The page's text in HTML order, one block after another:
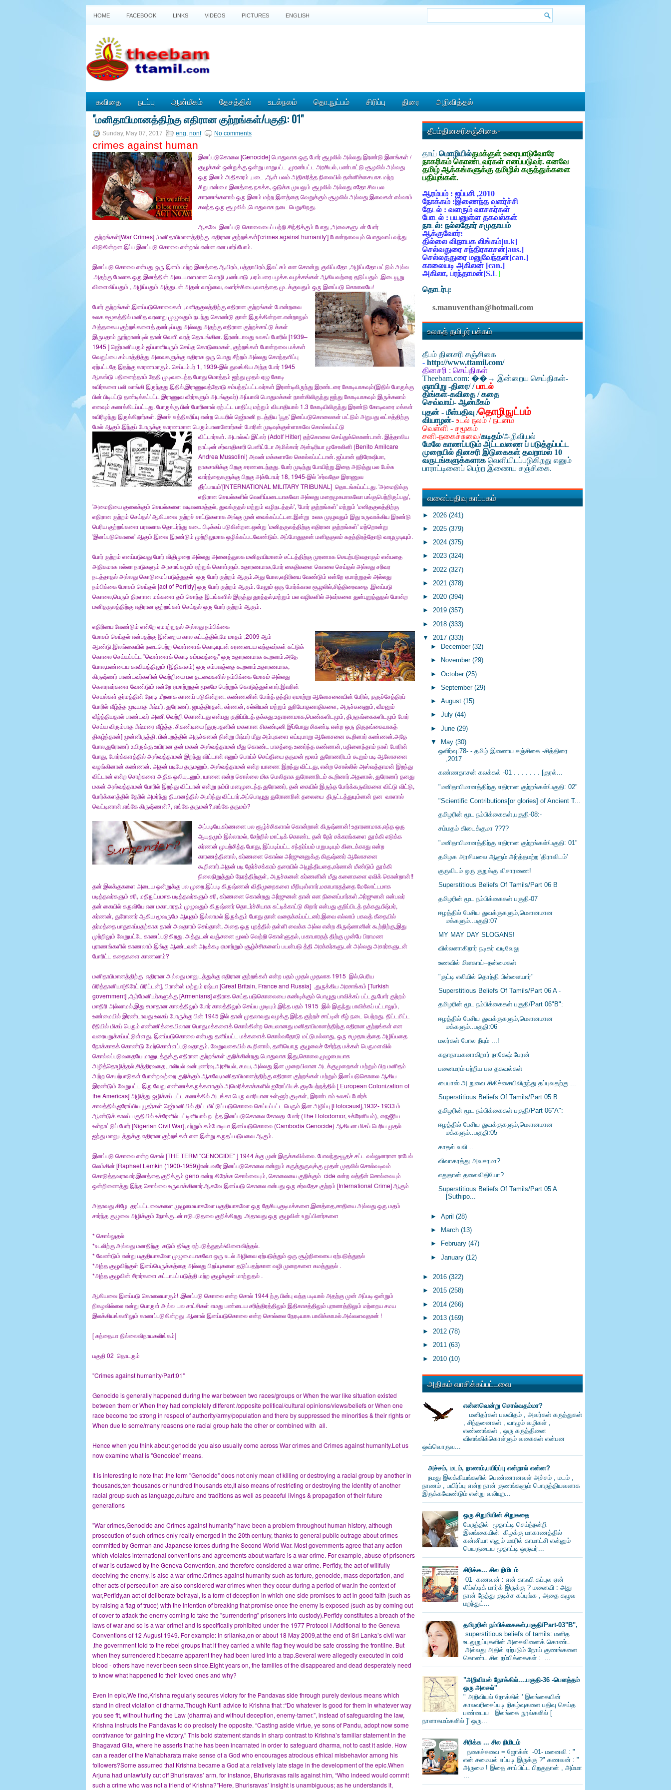
HOME FACEBOOK LINKS VIDEOS PICTURES ENGLISH
கவிதை நடப்பு ஆன்மீகம் தேசத்தில் உடல்நலம் தொ.நுட்பம் சிரிப்பு திரை அறிவித்தல்
B
"மனிதாபிமானத்திற்கு எதிரான குற்றங்கள்/பகுதி: 01"
Sunday, May 07, 2017 eng, nonf No comments
crimes against human
இனப்படுகொலை [Genocide] பொதுவாக ஒரு போர் சூழலில் அல்லது இரண்டு இனங்கள் /
குழுக்கள் ஒன்றுக்கு ஒன்று மாறுபட்ட ,முரண்பட்ட அரசியல், பண்பாட்டு சூழலில் அல்லது
ஒரு இனம் அதிகாரம் ,படை ,ஆள் பலம் அதிகரித்த நிலையில் தன்னிச்சையாக மற்ற
சிறுபான்மை இனத்தை நசுக்க, ஒடுக்க முயலும் சூழலில் அல்லது எதோ சில பல
காரணங்களால் ஒரு இனம் மற்ற இனத்தை வெறுக்கும் சூழலில் அல்லது இவைகள் எல்லாம்
கலந்த ஒரு சூழலில் ,பொதுவாக நடை பெறுகிறது.
ஆகவே இனப்படு கொலையைப் பற்றி சிந்திக்கும் போது ,அவைகளுடன் போர்
குற்றங்கள்[War Crimes] ,'மனிதாபிமானத்திற்கு எதிரான குற்றங்கள்['crimes against humanity'] போன்றவையும் பொதுவாய் வந்து
விடுகின்றன.இப்ப இனப்படு கொலை என்றால் என்ன என பார்ப்போம்.
இனப்படு கொலை என்பது ஒரு இனம் மற்ற இனத்தை ஆயிரம், பத்தாயிரம்,இலட்சம் என கொன்று குவிப்பதோ ,அழிப்பதோ மட்டும் அல்ல
.அதற்கு மேலாக ஒரு இனத்தின் அடையாளமான மொழி ,பண்பாடு ,பரம்பரை பழக்க வழக்கங்கள் ஆகியவற்றை தடுப்பதும் ,இடையூறு
விளைவிப்பதும் , அழிப்பதும் அத்துடன் அதன் வாழ்வை, வளர்ச்சியை,வளத்தை முடக்குவதும் ஒரு இனப்படு கொலையே!
போர் குற்றங்கள்,இனப்படுகொலைகள் ,மனிதகுலத்திற்கு எதிரான குற்றங்கள் போன்றவை
உலக சமூகத்தில் மனித வரலாறு முழுவதும் நடந்து கொண்டு தான் இருக்கின்றன.என்றாலும்
அத்தகைய குற்றங்களைத் தண்டிப்பது அல்லது அதற்கு எதிரான குற்றச்சாட்டு க்கள்
இருபதாம் நூற்றாண்டில் தான் வெளி வரத் தொடங்கின. இரண்டாவது உலகப் போரில் [1939–
1945 ] ஜெர்மனியரும் ஜப்பானியரும் செய்த கொடுமைகள், குற்றங்கள் போன்றவை மக்கள்
வெறுப்பை சம்பாத்தித்து அவைகளுக்கு எதிராக ஒரு பொது சீற்றம் அல்லது கொந்தளிப்பு
ஏற்பட்டதே இதற்கு காரணமாகும். செப்டம்பர் 1, 1939-இல் துவங்கிய அந்த போர் 1945
ஆகஸ்டு பதினைந்தாம் தேதி முடிவடைந்த போது மொத்தம் ஐந்து முதல் ஏழு கோடி
உயிர்களை பலி வாங்கி இருந்தது.இதில்,இராணுவத்தோடு சம்பந்தப்பட்டவர்கள் இரண்டிலிருந்து இரண்டரை கோடியாகவும்(இதில் போருக்கு
பின் பிடிபட்டு தண்டிக்கப்பட்ட இராணுவ வீரர்களும் அடங்குவர்) அப்பாவி பொதுமக்கள் நான்கிலிருந்து ஐந்து கோடியாகவும் இருக்கலாம்
எனவும் கணக்கிடப்பட்டது. போருக்கு பின் போரினால் ஏற்பட்ட பாதிப்பு மற்றும் வியாதியால் 1.3 கோடியிலிருந்து இரண்டு கோடிவரை மக்கள்
உயிரிழந்து இருக்கிறார்கள். இனச் சுத்திகரிப்பு என்ற பெயரில் ஜெர்மனி நடத்திய 'யூத' இனப்படுகொலைகள் மட்டும் அறுபது லட்சத்திற்கு
மேல் ஆகும்.இந்தப் போருக்கு காரணமான பெரும்பாலானோர்கள் போரின் முடிவுக்குள்ளாகவே கொல்லப்பட்டு
விட்டார்கள். அடால்ஃப் இட்லர் (Adolf Hitler) தற்கொலை செய்துக்கொண்டான். இத்தாலிய
நாட்டின் சர்வாதிகாரி பெனிட்டோ அமில்கார் அன்டிரியா முசோலினி (Benito Amilcare
Andrea Mussolini) அவன் மக்களாலே கொல்லப்பட்டான். ஜப்பான் ஹிரோஷிமா,
நாகசாகிக்கு பிறகு சரணடைந்தது. போர் முடிந்து போயிற்று.இதை அடுத்து பல பேச்சு
வார்த்தைகளுக்கு பிறகு அக்டோபர் 18, 1945-இல் 'சர்வதேச இராணுவ
தீர்ப்பாயம்'[INTERNATIONAL MILITARY TRIBUNAL] தொடங்கப்பட்டது. 'அமைதிக்கு
எதிரான செயல்களில் வெளிப்படையாகவோ அல்லது மறைமுகமாகவோ பங்குபெற்றிருப்பது',
'அமைதியை குலைக்கும் செயல்களை வடிவமைத்தல், துவக்குதல் மற்றும் வழிநடத்தல்', 'போர் குற்றங்கள்' மற்றும் 'மனிதகுலத்திற்கு
எதிரான குற்றம் செய்தல்' ஆகியவை குற்றச் சாட்டுகளாக அங்கு முன் வைக்கப்பட்டன.இன்று உலக முழுவதும் இது உருவாக்கிய இரண்டு
பெரிய குற்றங்களை பரவலாக தொடர்ந்து கடை பிடிக்கப் படுகின்றன.ஒன்று 'மனிதகுலத்திற்கு எதிரான குற்றங்கள்' மற்றொன்று
'இனப்படுகொலை' ஆகும்.இவை இரண்டும் முற்றிலுமாக ஒழிக்கப்படவேண்டும். அப்போதுதான் மனிதகுலம் சுதந்திரத்தோடு வாழமுடியும்.
போர் குற்றம் எனப்படுவது போர் விதிமுறை அல்லது அனைத்துலக மனிதாபிமானச் சட்டத்திற்கு முரணாக செயற்படுவதாகும் என்பதை
அதிகமாக எல்லா நாடுகளும் அரசாங்கமும் ஏற்றுக் கொள்ளும். உதாரணமாக,போர் கைதிகளை கொலை செய்தல் அல்லது சரிவர
நடத்தாதல் அல்லது கொடுமைப் படுத்துதல் ஒரு போர் குற்றம் ஆகும்.அது போல,எதிரியை வேண்டும் என்றே ஏமாற்றுதல் அல்லது
நம்பிக்கை மோசம் செய்தல் [act of Perfidy] ஒரு போர் குற்றம் ஆகும். மேலும் ஒரு போர்க்கால சூழலில்,சித்திரைவதை ,இனப்படு
கொலை,பெரும் திரளான மக்களை தம் சொந்த இடங்களில் இருந்து துரத்தல்,மற்றும் பல வழிகளில் அவர்களை துன்புறுத்துதல் போன்ற
மனிதகுலத்திற்கு எதிரான குற்றங்கள் செய்தல் ஒரு போர் குற்றம் ஆகும்.
எதிரியை வேண்டும் என்றே ஏமாற்றுதல் அல்லது நம்பிக்கை
மோசம் செய்தல் என்பதற்கு இன்றைய கால கட்டத்தில்,மே மாதம் ,2009 ஆம்
ஆண்டு,இலங்கையில் நடைபெற்ற வெள்ளைக் கொடியுடன் சரணடைய வந்தவர்கள் சுட்டுக்
கொலை செய்யப்பட்ட "வெள்ளைக் கொடி சம்பவத்தை" ஒரு உதாரணமாக கூறலாம்.அதே
போல,பண்டைய காவியத்திலும் (இதிகாசம்) ஒரு சம்பவத்தை கூறலாம்.உதாரணமாக,
கிருஷ்ணர் பாண்டவர்களின் வெற்றியை பல தடவைகளில் நம்பிக்கை மோசம் அல்லது
கௌரவர்களை வேண்டும் என்றே ஏமாற்றுதல் மூலமே பெற்றுக் கொடுத்துள்ளார்.இவரின்
செயல்கள் தர்மத்தின் நேரடி மீறலாக காணப் படுகின்றன. கண்ணனின் போர்த் தந்திர ஏமாற்று ஆலோசனையின் பேரில், குருச்சேத்திரப்
போரில் வீழ்த்த முடியாத பீஷ்மர், துரோணர், ஜயத்திரதன், கர்ணன், சல்லியன் மற்றும் துரியோதனாதிகளை, அருச்சுனனும், வீமனும்
வீழ்த்தியதால் பாண்டவர் அணி வெற்றி கொண்டது என்பது குறிப்பிடத் தக்கது.உதாரணமாக,பெண்களிடமும், திருநங்கைகளிடமும் போர்
செய்ய விரும்பாத பீஷ்மரை வீழ்த்த, சிகண்டியை [துருபதனின் மகளான சிகண்டினி இப்போது சிகண்டி என்ற ஒரு திருநங்கையாகத்
திகழ்ந்தான்] முன்னிருத்தி, பின்புறத்தில் அருச்சுனன் நின்று பீஷ்மர் மீது அம்புகளை எய்யுமாறு ஆலோசனை கூறினார் கண்ணன்.அதே
போல,துரோணர் உயிருக்கு உயிரான தன் மகன் அஸ்வத்தாமன் மீது கொண்ட பாசத்தை உணர்ந்த கண்ணன், பதினைந்தாம் நாள் போரின்
போது, போர்க்களத்தில் அஸ்வத்தாமன் இறந்து விட்டான் எனும் பொய்ச் செய்தியை தருமன் மூலம் துரோணரிடம் கூறும் படி ஆலோசனை
வழங்கினான் கண்ணன். அதன் படியே தருமனும், அஸ்வத்தாமன் என்ற யாணை இறந்து விட்டது, என்ற சொல்லில் அஸ்வத்தாமன் இறந்து
விட்டான் என்ற சொற்களை அதிக ஒலியுடனும், யானை என்ற சொல்லை மிக மெலிதாக துரோணரிடம் கூறினார்.அதனால், துரோணர் தனது
மகன் அஸ்வத்தாமன் போரில் இறந்து விட்டான் என்று நம்பி மனமுடைந்த துரோணர், தன் கையில் இருந்த போர்க்கருவிகளை விட்டு விட்டு,
போர்க்களத்தில் தேரில் அமர்ந்து தியானத்தில் அமர்ந்து விட்டார்.அப்பொழுது துரோணரின் தலையை திருட்டத்துயும்னன் தன வாளால்
வெட்டினான்.எங்கே கிருஷ்ணன்?, எங்கே தருமன்?,எங்கே தருமம்?
அப்படியே,கர்ணனை பல சூழ்ச்சிகளால் கொன்றான் கிருஷ்ணன்! உதாரணமாக,எந்த ஒரு
ஆயுதமும் இல்லாமல், சேற்றில் மாட்டிக் கொண்ட தன் தேர் சக்கரங்களை தூக்கி எடுக்க
கர்ணன் முயற்சித்த போது, இப்படிப்பட்ட சந்தர்ப்பம் மறுபடியும் கிடைக்காது என்ற
காரணத்தினால், கர்ணனை கொல்ல அர்ஜுனனுக்கு கிருஷ்ணர் ஆலோசனை
கூறினார்.அதன் படி தேர்ச்சக்கரம் தரையில் அழுந்தியதை,கர்ணன் மீண்டும் தூக்கி
நிலைநிறுத்தும் நேரத்திற்குள், அருச்சுனன் கர்ணனின் மீது கனைகளை ஏவிக் கொன்றான்!!
தன் இலக்குகளை அடைய ஒன்றுக்கு பல முறை,இப்படி கிருஷ்ணன் விதிமுறைகளை மீறியுள்ளார்.மகாபாரதத்தை மேலோட்டமாக
படித்தவர்களும் சரி, மதிநுட்பமாக படித்தவர்களும் சரி, கர்ணனை கொன்றது அர்ஜுனன் தான் என நினைப்பார்கள்.அர்ஜுனன் என்பவர்
தன் கையில் கருவியே என மகாபாரதம் முழுவதும் கிருஷ்ணர் தொடர்ச்சியாக சுட்டிக்காட்டு கிறார் என்பது குறிப்பிடத் தக்கது.பீஷ்மர்,
கர்ணன், துரோணர் ஆகிய மூவருமே ஆயுதம் இல்லாமல் இருக்கும் போது தான் வதைக்கப்பட்டனர்.இவை எல்லாம் பகவத் கீதையில்
தர்மத்தை பாதுகாப்பதற்காக தான் அவதாரம் செய்தான், அதை ஒரு புறத்தில் தள்ளி வைக்க அல்ல என்ற கிருஷ்ணனின் கூற்றிற்கு,இது
முற்றிலும் வேறுபட்டே காணப்படுகிறது. அத்துடன் வஞ்சனை மூலம் வெற்றி கொள்ளுதல், மகாபாரதத் திற்கு முன்பே பிராமண
புராணங்களில் காணலாம்.இங்கு ஆண்டவன் அடிக்கடி ஏமாற்றும் சூழ்ச்சிகளைப் பயன்படு த்தி அரக்கர்களுடன் அல்லது அசுரர்களுடன்
போரிட்ட கதைகளை காணலாம்?
மனிதாபிமானத்திற்கு எதிரான அல்லது மானுடத்துக்கு எதிரான குற்றங்கள் என்ற பதம் முதல் முதலாக 1915 இல்,பெரிய
பிரித்தானியா[கிரேட் பிரிட்டன்], பிரான்ஸ் மற்றும் ரஷ்யா [Great Britain, France and Russia] ,துருக்கிய அரசாங்கம் [Turkish
government] ,ஆர்மேனியர்களுக்கு [Armenians] எதிராக செய்த படுகொலையை கண்டிக்கும் பொழுது பாவிக்கப் பட்டது.போர் குற்றம்
மாதிரி அல்லாமல்,இது சமாதான காலத்திலும் போர் காலத்திலும் செய்ய முடியும்.இந்த பதம் 1915 இல் இருந்து பாவிக்கப் பட்டாலும்,
உண்மையில் இரண்டாவது உலகப் போருக்கு பின் 1945 இல் தான் முதலாவது வழக்கு இந்த குற்றச் சாட்டின் கீழ் நடை பெற்றது. திட்டமிட்ட
ரீதியில் மிகப் பெரும் எண்ணிக்கையிலான பொதுமக்களைக் கொல்கின்ற செயலானது மனிதாபிமானத்திற்கு எதிரான குற்றங்கள் என
வரையறுக்கப்பட்டுள்ளது. இனப்படுகொலை என்பது தனிப்பட்ட மக்களைக் கொல்வதோடு மட்டுமல்லாது, ஒரு சமுதாயத்தை அழிப்பதை
நோக்காகக் கொண்டு மேற்கொள்ளப்படுவதாகும். வேறுவகையில் கூறினால், தனியொரு குழுவைச் சேர்ந்த மக்கள் பெருமளவில்
கொல்லப்படுவதையே மானுடத்துக்கு எதிரான குற்றங்கள் குறிக்கின்றது.பொதுவாக இது,கொலை,முழுமையாக
அழித்தொழித்தல்,சித்திரவதை,பாலியல் வன்புணர்வு,அரசியல், சமய, அல்லது இன முறையிலான அடக்குமுறைகள் மற்றும் பிற மனிதம்
அற்ற செயற்பாடுகள் போன்றவற்றை குறிக்கும்.ஆகவே,மனிதாபிமானத்திற்கு எதிரான குற்றங்கள் மற்றும் இனப்படுகொலை ஆகிய
இரண்டும் வேறுபட்ட இரு வேறு எண்ணக்கருக்களாகும்.அமெரிக்காக்களில் ஐரோப்பியக் குடியேற்றத்தில் [ European Colonization of
the Americas] அழித்து ஒழிக்கப் பட்ட கணக்கில் அடங்கா பெரு வாரியான உள்ளூர் குடிகள், இரண்டாம் உலகப் போர்க்
காலத்தில்,ஐரோப்பிய யூதர்கள் ஜெர்மனியில் திட்டமிட்டுப் படுகொலை செய்யப்பட்ட பெரும் இன அழிப்பு [Holocaust],1932- 1933 ம்
ஆண்டுக் காலப் பகுதியில் உக்ரேனில் பட்டினியால் நடந்த இனப்படுகொலை கோலதடமோர் (The Holodomor, உக்ரேனியம்), நைஜீரிய
உள்நாட்டுப் போர் [Nigerian Civil War],மற்றும் கம்போடியா இனப்படுகொலை (Cambodia Genocide) ஆகியன மிகப் பெரிய முதல்
ஐந்து மானுடத்துக்கு எதிரான குற்றங்கள் என இன்று கருதப் படுபவை ஆகும்.
இனப்படு கொலை என்ற சொல் [THE TERM "GENOCIDE" ] 1944 க்கு முன் இருக்கவில்லை. போலந்து-யூதச் சட்ட வல்லுனரான ராபேல்
லெம்கின் [Raphael Lemkin (1900-1959)]என்பவரே இனப்படுகொலை என்னும் கருத்துருவுக்கு முதன் முதலில் சொல்வடிவம்
கொடுத்தவராவார்.இனத்தை குறிக்கும் geno என்ற கிரேக்க சொல்லையும், கொலையை குறிக்கும் cide என்ற லத்தீன் சொல்லையும்
ஒன்றிணைத்து இந்த சொல்லை உருவாக்கினார்.ஆகவே இனப்படு கொலை என்பது ஒரு சர்வதேச குற்றம் [International Crime] ஆகும்
அதாவது கிழே தரப்பட்டவைகளை,முழுமையாகவோ பகுதியாகவோ ஒரு தேசிய,குடிமக்களை,இனத்தை,சாதியை அல்லது ஒரு மதம்
சார்ந்த குழுவை அழிக்கும் நோக்குடன் ஈடுபடுதலை குறிக்கிறது .அதாவது ஒரு குழுவின் உறுப்பினர்களை
* கொல்லுதல்
*உடலிற்கு அல்லது மனதிற்கு கடும் தீங்கு ஏற்படுத்துதல்/விளைவித்தல்.
* வேண்டும் என்று பகுதியாகவோ முழுமையாகவோ ஒரு உடல் அழிவை ஏற்படுத்தும் ஒரு சூழ்நிலையை ஏற்படுத்துதல்
*அந்த குழுவிற்குள் இனப்பெருக்கத்தை அல்லது பிறப்புகளை தடுப்பதற்கான வழி முறைகளை சுமத்துதல் .
*அந்த குழுவின் சீரார்களை கட்டாயப் படுத்தி மற்ற குழுக்குள் மாற்றுதல் .
ஆகியவை இனப்படு கொலையாகும்! .இனப்படு கொலை என்ற சொல் 1944 ற்கு பின்பு வந்த படியால் அதற்கு முன் அப்படி ஒன்றும்
நிகழவில்லை என்று பொருள் அல்ல .பல சாட்சிகள் எமது பண்டைய சரித்திரத்திலும் இதிகாசத்திலும் புராணத்திலும் மற்றைய சமய
இலக்கியங்களிலும் காணப்படுகின்றது .ஆனால் இனப்படுகொலை என்ற சொல்லை நேரடியாக பாவிக்காமல்.அவ்வளவுதான் !
[ கந்தையா தில்லைவிநாயகலிங்கம்]
பகுதி 02 தொடரும்
"Crimes against humanity/Part:01"
Genocide is generally happened during the war between two races/groups or When the war like situation existed
between them or When they had completely different /opposite political/cultural opinions/views/beliefs or When one
race become too strong in respect of authority/army/population and there by suppressed the minorities & their rights or
When due to some/many reasons one racial group hate the other or combined with all.
Hence when you think about genocide you also usually come across War crimes and Crimes against humanity.Let us
now examine what is "Genocide" means.
It is interesting to note that ,the term "Genocide" does not only mean of killing or destroying a racial group by another in
thousands,ten thousands or hundred thousands etc,It also means of restricting or destroying the identity of another
racial group such as language,culture and traditions as well as peaceful livings & propagation of their future
generations
"War crimes,Genocide and Crimes against humanity" have been a problem throughout human history, although
prosecution of such crimes only really emerged in the 20th century, thanks to general public outrage about crimes
committed by German and Japanese forces during the Second World War. Most governments agree that any action
which violates international conventions and agreements about warfare is a war crime. For example, abuse of prisoners
of war is outlawed by the Geneva Convention, and therefore considered a war crime. Perfidy, the act of willfully
deceiving the enemy, is also a war crime.Crimes against humanity such as torture, genocide, mass deportation, and
other acts of persecution are also considered war crimes when they occur during a period of war.In the context of
war,Perfidy,an act of deliberate betrayal, is a form of deception in which one side promises to act in good faith (such as
by raising a flag of truce) with the intention of breaking that promise once the enemy is exposed (such as by coming out
of cover to attack the enemy coming to take the "surrendering" prisoners into custody).Perfidy constitutes a breach of the
laws of war and so is a war crime! and is specifically prohibited under the 1977 Protocol I Additional to the Geneva
Conventions of 12 August 1949. For example: In srilanka,on or about 18 May 2009,at the end of Sri Lanka’s civil war
,the government told to the rebel groups that if they carried a white flag they would be safe crossing the frontline. But
when they surrendered it became apparent they had been lured into a trap.Several were allegedly executed in cold
blood - others have never been seen since.Eight years on, the families of the disappeared and dead desperately need
to know what happened to their loved ones and why?
Even in epic,We find,Krishna regularly secures victory for the Pandavas side through purely devious means which
stand in direct violation of dharma.Though Kunti advice to Krishna that :“Do whatever is good for them in whatever way
you see fit, without hurting the Law (dharma) and without deception, enemy-tamer.”, instead of safeguarding the law,
Krishna instructs the Pandavas to do precisely the opposite. “Casting aside virtue, ye sons of Pandu, adopt now some
contrivance for gaining the victory.” This bold statement stands in sharp contrast to Krishna’s familiar statement in the
Bhagavad Gita, where he asserts that he has been incarnated in order to safeguard dharma, not to cast it aside. How
can a reader of the Mahabharata make sense of a God who encourages atrocious ethical misbehavior among his
followers?Some assumed that Krishna became a God at a relatively late stage in the development of the epic.When
Arjuna had unlawfully cut off Bhurisravas’ arm, for instance, Bhurisravas rails against him, “Who indeed would commit
such a crime who was not a friend of Krishna?”Here, Bhurisravas’ insight is unambiguous; as he understands it,
தீபம்தினசரிசஞ்சிகை-
தாய் மொழியில்தமக்குள் உரையாடுவோரே
நாகரிகம் கொண்டவர்கள் எனப்படுவர். எனவே
தமிழ் ஆக்கங்களுக்கு தமிழில் கருத்துக்களை
பதியுங்கள்.
ஆரம்பம் : ஐப்பசி ,2010
நோக்கம் :இணைந்த வளர்ச்சி
தேடல் : வளரும் வாசகர்கள்
போடல் : பயனுள்ள தகவல்கள்
நாடல்: நல்லதோர் சமுதாயம்
ஆக்குவோர்:
தில்லை விநாயக லிங்கம்[u.k]
செல்வதுரை சந்திரகாசன்[aus.]
செல்லத்துரை மனுவேந்தன்[can.]
காலையடி அகிலன் [can.]
அகிலா, பரந்தாமன்[S.L]
தொடர்பு:
s.manuventhan@hotmail.com
உலகத் தமிழர் பக்கம்
தீபம் தினசரி சஞ்சிகை
- http://www.ttamil.com/
தினசரி : செய்திகள்
Theebam.com: ��→ இன்றைய செய்திகள்-
ஞாயிறு -திரை//பாடல்
திங்கள்-கவிதை / கதை
செவ்வாய்- ஆன்மீகம்
புதன் - மீள்பதிவு /தொழிநுட்பம்
வியாழன்- உடல் நலம் / நடனம்
வெள்ளி - சமூகம்
சனி-நகைச்சுவை/கடிதம்/அறிவியல்
மேலே காணப்படும் அட்டவணை ப் படுத்தப்பட்ட
முறையில் தினசரி இடுகைகள் தவறாமல் 10
வருடங்களுக்களாக வெளியிடப்படுகிறது எனும்
பாராட்டினைப் பெற்ற இணைய சஞ்சிகை.
வலைப்பதிவு காப்பகம்
► 2026 (241)
► 2025 (379)
► 2024 (375)
► 2023 (324)
► 2022 (327)
► 2021 (378)
► 2020 (394)
► 2019 (357)
► 2018 (333)
▼ 2017 (333)
►
December (32)
►
November (29)
► October (25)
► September (29)
► August (15)
► July (44)
► June (29)
▼
May (30)
ஒளிர்வு:78- - தமிழ் இணைய சஞ்சிகை -சித்திரை
,2017
கண்ணதாசன் கலக்கல் -01 . . . . . . . [குரல்...
"மனிதாபிமானத்திற்கு எதிரான குற்றங்கள்/பகுதி: 02"
"Scientific Contributions[or glories] of Ancient T...
தமிழரின் மூட நம்பிக்கைகள்,பகுதி-08:-
சம்மதம் கிடைக்குமா ????
"மனிதாபிமானத்திற்கு எதிரான குற்றங்கள்/பகுதி: 01"
தமிழக அரசியலை ஆளும் அர்த்தமற்ற 'திராவிடம்'
குருவிடம் ஒரு குறுக்கு விசாரணை!
Superstitious Beliefs Of Tamils/Part 06 B
தமிழரின் மூட நம்பிக்கைகள் பகுதி-07
ஈழத்தில் பேசிய துவக்குகளும்,மௌனமான
மக்களும்..பகுதி:07
MY MAY DAY SLOGANS!
வில்லனாகிறார் நடிகர் வடிவேலு
உணவில் மிளகாய்--நன்மைகள்
"குட்டி எலியில் தொந்தி பிள்ளையார்"
Superstitious Beliefs Of Tamils/Part 06 A -
தமிழரின் மூட நம்பிக்கைகள் பகுதி/Part 06"B":
ஈழத்தில் பேசிய துவக்குகளும்,மௌனமான
மக்களும்..பகுதி:06
மலர்கள் போல நீயும் ...!
கதாநாயகனாகிறார் நாகேஷ் பேரன்
பனைமரம்-பற்றிய பல தகவல்கள்
பைபாஸ் அ றுவை சிகிச்சையிலிருந்து தப்புவதற்கு ...
Superstitious Beliefs Of Tamils/Part 05 B
தமிழரின் மூட நம்பிக்கைகள் பகுதி/Part 06"A":
ஈழத்தில் பேசிய துவக்குகளும்,மௌனமான
மக்களும்..பகுதி:05
காதல் வலி ..
விவாகரத்து அவசரமா?
எதுதான் தலைவிதியோ?
Superstitious Beliefs Of Tamils/Part 05 A
[Suthipo...
► April (28)
►
March (13)
►
February (47)
► January (12)
► 2016 (322)
► 2015 (258)
► 2014 (266)
► 2013 (169)
► 2012 (78)
► 2011 (63)
► 2010 (10)
அதிகம் வாசிக்கப்பட்டவை
என்னவென்று சொல்வதம்மா?
மனிதர்கள் பலவிதம் , அவர்கள் கருத்துகள்
, சிந்தனைகள் , வாழும் வழிகள் ,
எண்ணங்கள் , ஒரு கருத்தினை
விளங்கிக்கொள்ளும் வகைகள் என்பன
ஒவ்வொருவ...
அச்சம், மடம், நாணம்,பயிர்ப்பு என்றால் என்ன?
நமது இலக்கியங்களில் பெண்ணானவள் அச்சம் , மடம் ,
நாணம் , பயிர்ப்பு என்ற நான் குணங்களும் பொருந்தியவளாக
இருக்கவேண்டும் என்று வலியுற...
ஒரு சிறுமியின் சிறுகதை
பேருந்தில் மூதாட்டி செய்ந்நன்றி
இலங்கையின் கிழக்கு மாகாணத்தில்
கன்னியா எனும் ஊரில் காமாட்சி என்னும்
பெயருடைய மூதாட்டி ஒருவர்...
சிரிக்க... சில நிமிடம்
-01- கணவன் : என் காஃபி கப்புல ஏன்
லிப்ஸ்டிக் மார்க் இருக்கு ? மனைவி : அது
நான் நேத்து குடிச்ச கப்புங்க , அதை கழுவ
மறந்துட்...
தமிழரின் நம்பிக்கைகள்,பகுதி/Part-03"B",
superstitious beliefs of tamils: மனித
உடலுறுப்புகளின் அசைவினைக் கொண்ட
அல்லது அதில் ஏற்படும் நோய் குணங்களை
கொண்ட சில நம்பிக்கைகள் : ...
"அறிவியல் நோக்கில்....பகுதி-36 -பெளத்தம்
ஒரு அலசல்''
" அறிவியல் நோக்கில் ' இலங்கையின்
காலவரிசைப்படி நிகழ்வுகளை பதிவு செய்த
பண்டைய இலங்கை நூல்களில் [
நாளாகமம்களில் ]' ஒரு...
சிரிக்க ... சில நிமிடம்
நகைச்சுவை = ஜோக்ஸ் -01- மனைவி : "
என் சமையல் எப்படி இருக்கு ?" கணவன் : "
அருமை ! இதை சாப்பிட்ட பிறகுதான் , அம்மா